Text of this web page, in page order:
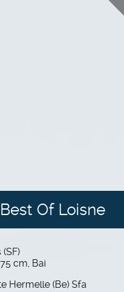
Best Of Loisne
cm, Bai
Hermelle (Be) Sfa